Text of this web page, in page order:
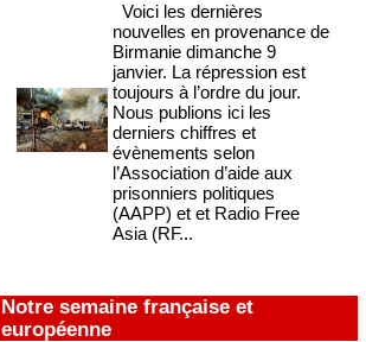
Voici les dernières
nouvelles en provenance de
Birmanie dimanche 9
janvier. La répression est
toujours à l’ordre du jour.
Nous publions ici les
derniers chiffres et
évènements selon
l’Association d’aide aux
prisonniers politiques
(AAPP) et et Radio Free
Asia (RF...
Notre semaine française et
européenne